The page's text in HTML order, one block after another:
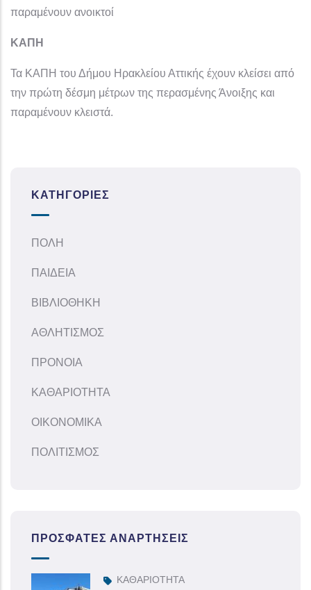
παραμένουν ανοικτοί
ΚΑΠΗ
Τα ΚΑΠΗ του Δήμου Ηρακλείου Αττικής έχουν κλείσει από
την πρώτη δέσμη μέτρων της περασμένης Άνοιξης και
παραμένουν κλειστά.
ΚΑΤΗΓΟΡΊΕΣ
ΠΟΛΗ
ΠΑΙΔΕΙΑ
ΒΙΒΛΙΟΘΗΚΗ
ΑΘΛΗΤΙΣΜΟΣ
ΠΡΟΝΟΙΑ
ΚΑΘΑΡΙΟΤΗΤΑ
ΟΙΚΟΝΟΜΙΚΑ
ΠΟΛΙΤΙΣΜΟΣ
ΠΡΌΣΦΑΤΕΣ ΑΝΑΡΤΉΣΕΙΣ
ΚΑΘΑΡΙΟΤΗΤΑ